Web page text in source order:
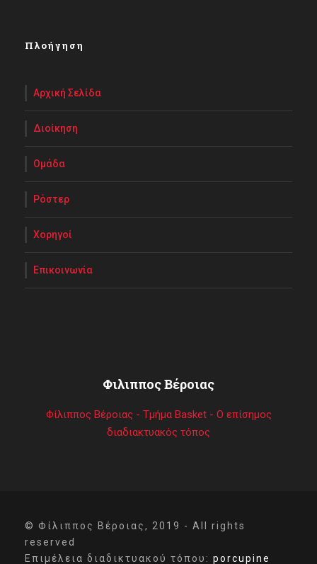
Πλοήγηση
Αρχική Σελίδα
Διοίκηση
Ομάδα
Ρόστερ
Χορηγοί
Επικοινωνία
Φιλιππος Βέροιας
Φίλιππος Βέροιας - Τμήμα Basket - Ο επίσημος
διαδιακτυακός τόπος
© Φίλιππος Βέροιας, 2019 - All rights
reserved
Επιμέλεια διαδικτυακού τόπου: porcupine